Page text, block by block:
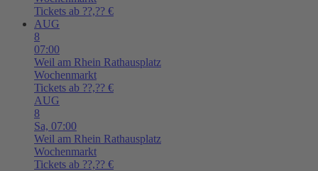
Tickets ab ??,?? €
AUG
8
07:00
Weil am Rhein Rathausplatz
Wochenmarkt
Tickets ab ??,?? €
AUG
8
Sa, 07:00
Weil am Rhein Rathausplatz
Wochenmarkt
Tickets ab ??,?? €